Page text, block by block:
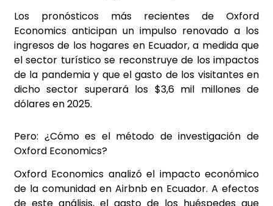
Los pronósticos más recientes de Oxford
Economics anticipan un impulso renovado a los
ingresos de los hogares en Ecuador, a medida que
el sector turístico se reconstruye de los impactos
de la pandemia y que el gasto de los visitantes en
dicho sector superará los $3,6 mil millones de
dólares en 2025.
Pero: ¿Cómo es el método de investigación de
Oxford Economics?
Oxford Economics analizó el impacto económico
de la comunidad en Airbnb en Ecuador. A efectos